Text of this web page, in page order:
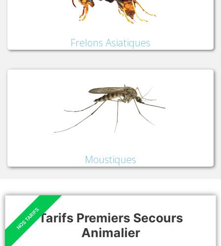
Frelons Asiatiques
Moustiques
Tarifs Premiers Secours
Animalier